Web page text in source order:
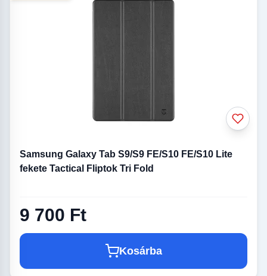
Samsung Galaxy Tab S9/S9 FE/S10 FE/S10 Lite
fekete Tactical Fliptok Tri Fold
9 700 Ft
Kosárba